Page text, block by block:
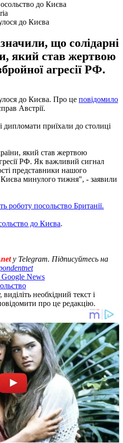
до Києва
що солідарні
який став жертвою
агресії РФ.
до Києва. Про це повідомило
Австрії.
дипломати приїхали до столиці
який став жертвою
РФ. Як важливий сигнал
представники нашого
минулого тижня", - заявили
роботу посольство Британії.
до Києва.
у Telegram. Підписуйтесь на
News
необхідний текст і
про це редакцію.